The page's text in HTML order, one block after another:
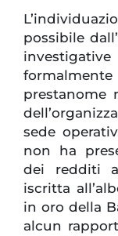
possibile
prestanome
sede
non ha
dei redditi
iscritta
in oro della
alcun